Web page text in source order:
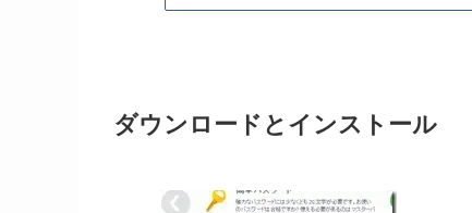
ダウンロードとインストール